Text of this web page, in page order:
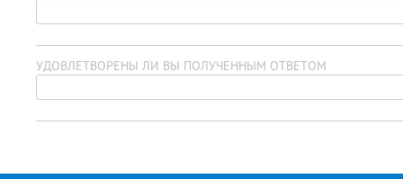
УДОВЛЕТВОРЕНЫ ЛИ ВЫ ПОЛУЧЕННЫМ ОТВЕТОМ